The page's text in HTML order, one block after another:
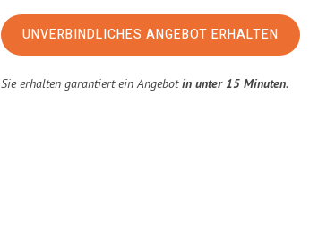
UNVERBINDLICHES ANGEBOT ERHALTEN
Sie erhalten garantiert ein Angebotin unter 15 Minuten.